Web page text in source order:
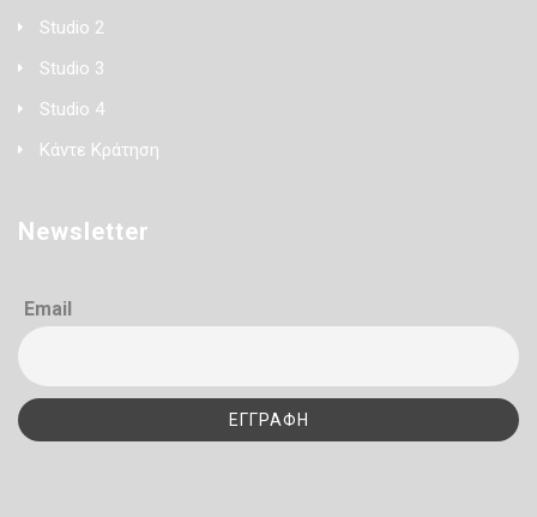
Studio 2
Studio 3
Studio 4
Κάντε Κράτηση
Newsletter
Email